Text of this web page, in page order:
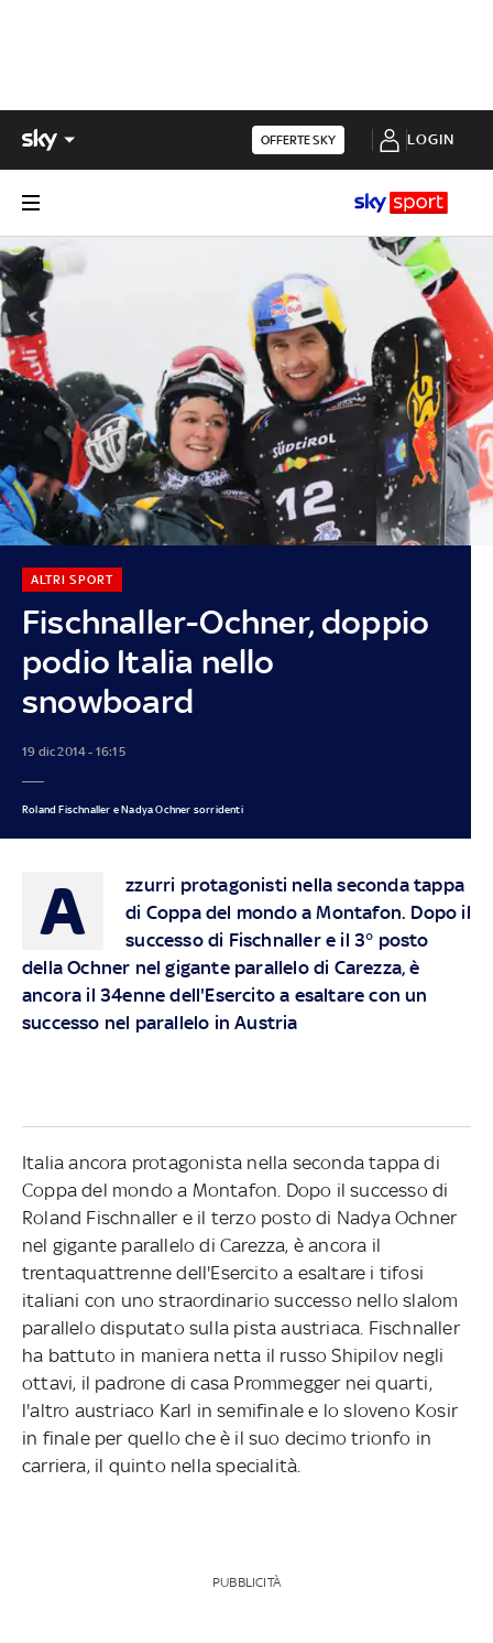
OFFERTE SKY LOGIN
Fischnaller-Ochner, doppio
podio Italia nello
snowboard
ALTRI SPORT
19 dic 2014 - 16:15
Roland Fischnaller e Nadya Ochner sorridenti
A
zzurri protagonisti nella seconda tappa
di Coppa del mondo a Montafon. Dopo il
successo di Fischnaller e il 3° posto
della Ochner nel gigante parallelo di Carezza, è
ancora il 34enne dell'Esercito a esaltare con un
successo nel parallelo in Austria
Italia ancora protagonista nella seconda tappa di
Coppa del mondo a Montafon. Dopo il successo di
Roland Fischnaller e il terzo posto di Nadya Ochner
nel gigante parallelo di Carezza, è ancora il
trentaquattrenne dell'Esercito a esaltare i tifosi
italiani con uno straordinario successo nello slalom
parallelo disputato sulla pista austriaca. Fischnaller
ha battuto in maniera netta il russo Shipilov negli
ottavi, il padrone di casa Prommegger nei quarti,
l'altro austriaco Karl in semifinale e lo sloveno Kosir
in finale per quello che è il suo decimo trionfo in
carriera, il quinto nella specialità.
PUBBLICITÀ